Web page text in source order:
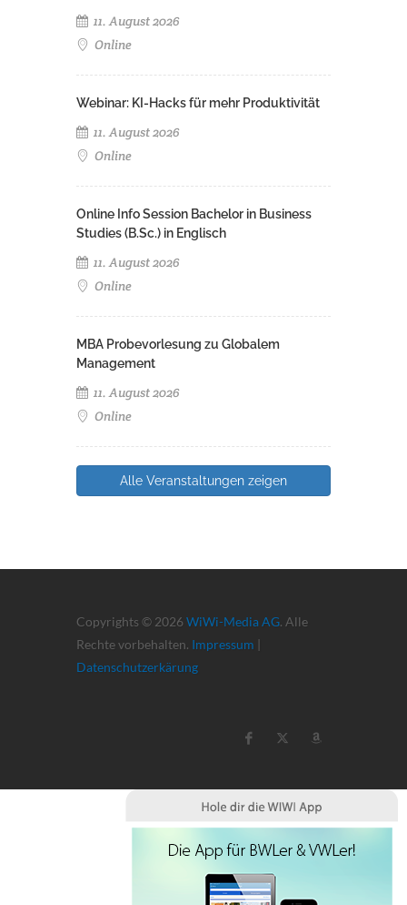
11. August 2026
Online
Webinar: KI-Hacks für mehr Produktivität
11. August 2026
Online
Online Info Session Bachelor in Business
Studies (B.Sc.) in Englisch
11. August 2026
Online
MBA Probevorlesung zu Globalem
Management
11. August 2026
Online
Alle Veranstaltungen zeigen
Copyrights © 2026 WiWi-Media AG. Alle
Rechte vorbehalten. Impressum |
Datenschutzerkärung